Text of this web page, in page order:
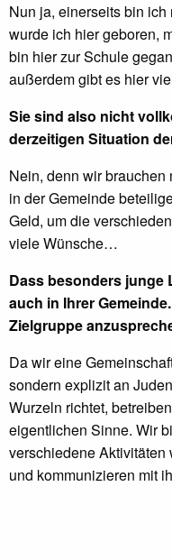
Nun ja, einerseits bin
wurde ich hier geboren,
bin hier zur Schule
außerdem gibt es hier
Sie sind also nicht
derzeitigen Situation
Nein, denn wir
in der Gemeinde
Geld, um die
viele Wünsche…
Dass besonders junge
auch in Ihrer
Zielgruppe
Da wir eine
sondern explizit an
Wurzeln richtet,
eigentlichen Sinne. Wir
verschiedene
und kommunizieren mit